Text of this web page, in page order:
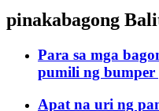
pinakabagong
Para sa mga
pumili ng bumper
Apat na uri ng